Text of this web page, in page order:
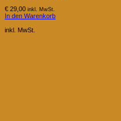
€ 29,00 inkl. MwSt.
In den Warenkorb
inkl. MwSt.